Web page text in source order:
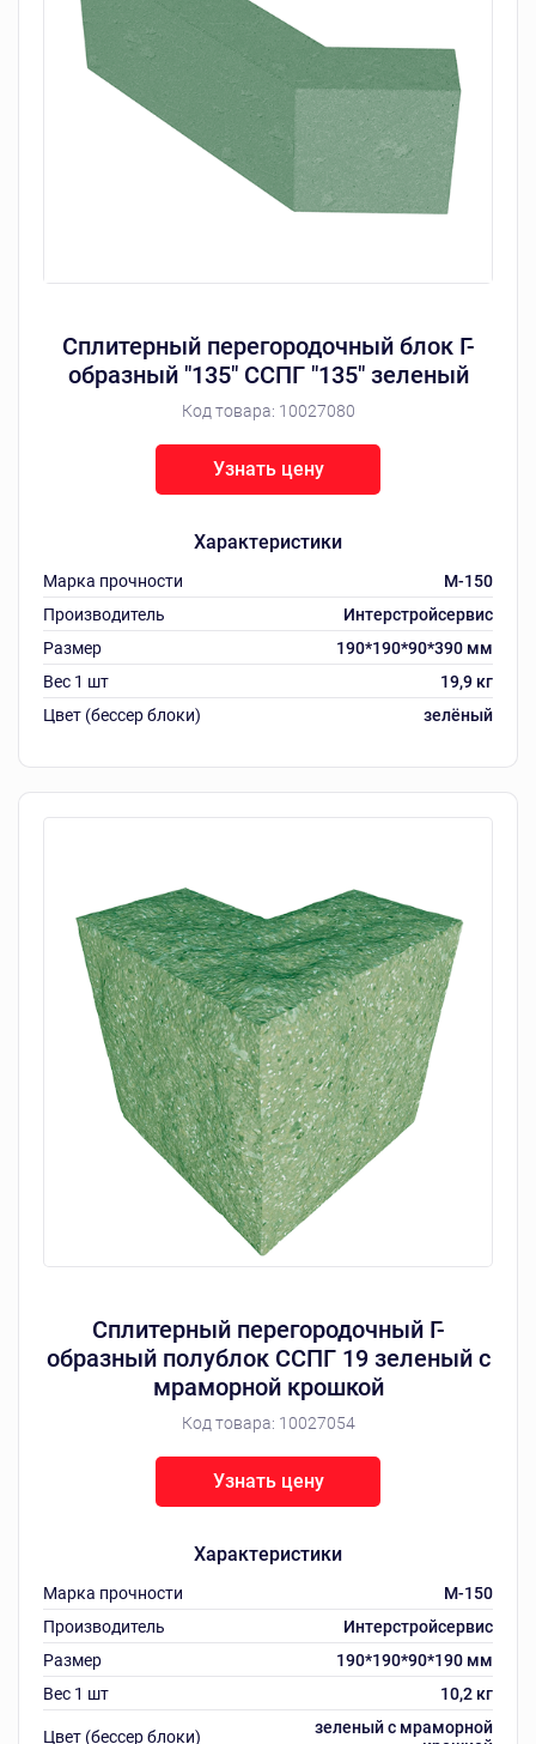
Сплитерный перегородочный блок Г-
образный "135" ССПГ "135" зеленый
Код товара: 10027080
Характеристики
Марка прочности
M-150
Производитель
Интерстройсервис
Размер
190*190*90*390 мм
Вес 1 шт
19,9 кг
Цвет (бессер блоки)
зелёный
Узнать цену
Сплитерный перегородочный Г-
образный полублок ССПГ 19 зеленый с
мраморной крошкой
Код товара: 10027054
Характеристики
Марка прочности
M-150
Производитель
Интерстройсервис
Размер
190*190*90*190 мм
Вес 1 шт
10,2 кг
Цвет (бессер блоки)
зеленый с мраморной
Узнать цену